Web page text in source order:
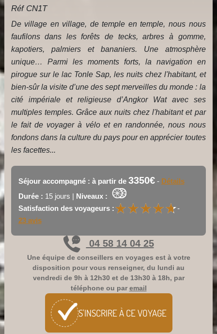
Réf CN1T
De village en village, de temple en temple, nous nous
faufilons dans les forêts de tecks, arbres à gomme,
kapotiers, palmiers et bananiers. Une atmosphère
unique… Parmi les moments forts, la navigation en
pirogue sur le lac Tonle Sap, les nuits chez l'habitant, et
bien-sûr la visite d’une des sept merveilles du monde : la
cité impériale et religieuse d’Angkor Wat avec ses
multiples temples. Grâce aux nuits chez l'habitant et par
le fait de voyager à vélo et en randonnée, nous nous
fondons dans la culture du pays pour en apprécier toutes
les facettes...
Séjour accompagné : à partir de 3350€- Détails
Durée : 15 jours | Niveaux :
Satisfaction des voyageurs :★
★★
★★
★★
★★
★-
23 avis
04 58 14 04 25
Une équipe de conseillers en voyages est à votre
disposition pour vous renseigner, du lundi au
vendredi de 9h à 12h30 et de 13h30 à 18h, par
téléphone ou paremail
S'INSCRIRE À CEVOYAGE